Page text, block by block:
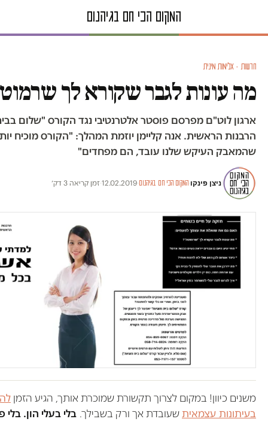
חדשות · אלימות מינית
מה עונות לגבר שקורא לך
ארגון לוט"ם מפרסם פוסטר אלטרנטיבי נגד הקורס "שלום
הרבנות הראשית. אנה קליימן יוזמת המהלך: "הקורס מוכיח
שהמאבק העיקש שלנו עובד, הם מפחדים"
ניצן פינקו·המקום הכי חם בגיהנום·
12.02.2019
·זמן קריאה 3 דק׳
משנים כיוון! במקום לצרוך תקשורת שמוכרת אותך, הגיע הזמן
בעיתונות עצמאיתשעובדת אך ורק בשבילך. בלי בעלי הון.